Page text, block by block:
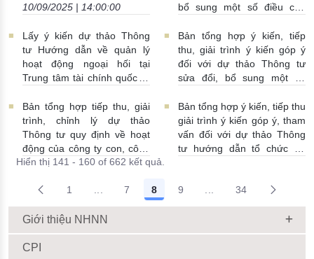
10/09/2025 | 14:00:00
bổ sung một số điều của
NHNN quy định về hoạt
đông cung ứng dịch vụ
TGTT - Thông tư số 40 (dự
thảo Thông tư) 09/09/2025 |
Lấy ý kiến dự thảo Thông
tư Hướng dẫn về quản lý
hoạt động ngoại hối tại
Trung tâm tài chính quốc tế
08:00:00
Bản tổng hợp ý kiến, tiếp
thu, giải trình ý kiến góp ý
đối với dự thảo Thông tư
sửa đổi, bổ sung một số
15/2024/TT-NHNN ngày
28/6/2024 quy định về dịch
vụ thanh toán không dùng
tiền mặt
08/09/2025 |
Bản tổng hợp tiếp thu, giải
trình, chỉnh lý dự thảo
Thông tư quy định về hoạt
động của công ty con, công
ty liên kết của tổ chức tín
nợ và khai thác tài sản
29/08/2025 | 16:00:00
Bản tổng hợp ý kiến, tiếp thu
giải trình ý kiến góp ý, tham
vấn đối với dự thảo Thông
tư hướng dẫn tổ chức tín
lĩnh vực nông nghiệp, nông
thôn (lần 2)
29/08/2025 |
Hiển thị 141 - 160 of 662 kết quả.
1 Trang trung gian Use TAB to navigate.
7 8 9 Trang trung gian Use
34
Giới thiệu NHNN
CPI